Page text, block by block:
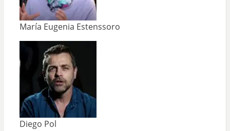
María Eugenia Estenssoro
Diego Pol